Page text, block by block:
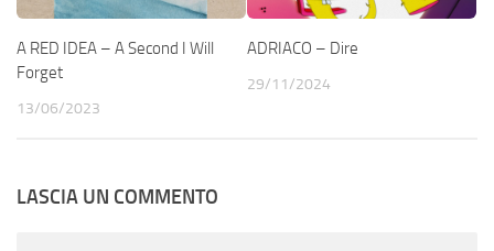
A RED IDEA – A Second I Will
Forget
13/06/2023
ADRIACO – Dire
29/11/2024
LASCIA UN COMMENTO